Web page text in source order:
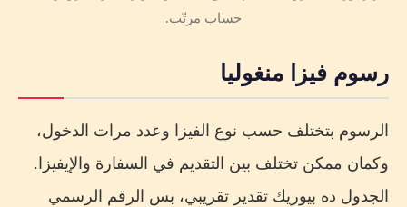
حساب مرتّب.
رسوم فيزا منغوليا
الرسوم بتختلف حسب نوع الفيزا وعدد مرات الدخول،
وكمان ممكن تختلف بين التقديم في السفارة والإيفيزا.
الجدول ده بيوريك تقدير تقريبي، بس الرقم الرسمي